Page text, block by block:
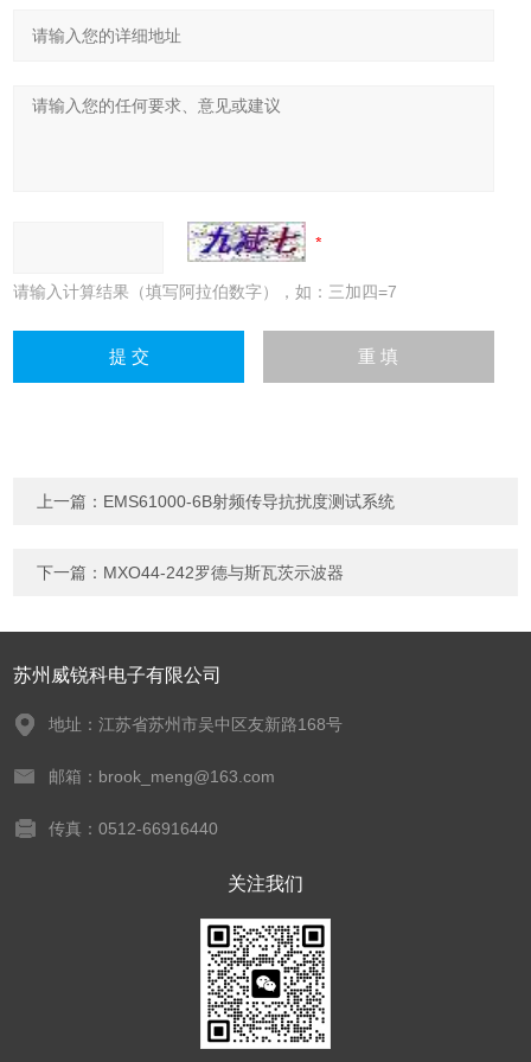
请输入计算结果（填写阿拉伯数字），如：三加四=7
上一篇： EMS61000-6B射频传导抗扰度测试系统
下一篇： MXO44-242罗德与斯瓦茨示波器
苏州威锐科电子有限公司
地址：江苏省苏州市吴中区友新路168号
邮箱：brook_meng@163.com
传真：0512-66916440
关注我们